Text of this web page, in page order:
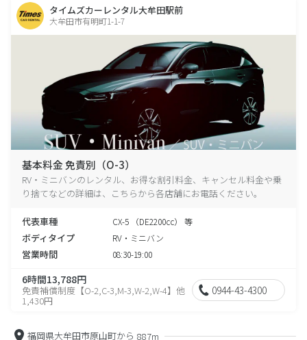
タイムズカーレンタル大牟田駅前
大牟田市有明町1-1-7
基本料金 免責別（O-3）
RV・ミニバンのレンタル、お得な割引料金、キャンセル料金や乗
り捨てなどの詳細は、こちらから各店舗にお電話ください。
代表車種 CX-5 （DE2200cc） 等
ボディタイプ RV・ミニバン
営業時間 08:30-19:00
6時間13,788円
免責補償制度【O-2,C-3,M-3,W-2,W-4】他
1,430円
0944-43-4300
福岡県大牟田市原山町から 887m